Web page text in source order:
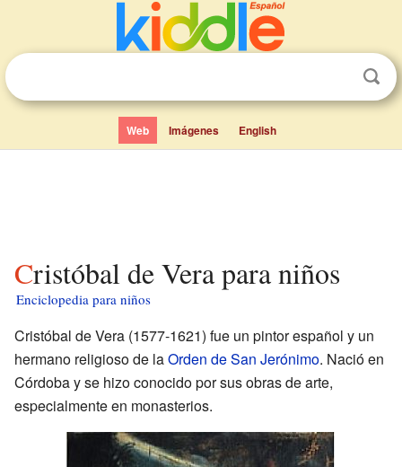
Web Imágenes English
Cristóbal de Vera para niños
Enciclopedia para niños
Cristóbal de Vera (1577-1621) fue un pintor español y un
hermano religioso de laOrden de San Jerónimo. Nació en
Córdoba y se hizo conocido por sus obras de arte,
especialmente en monasterios.